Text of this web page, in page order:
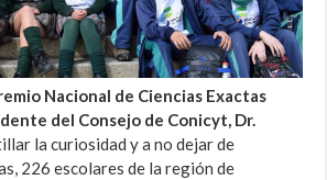
Nacional de Ciencias Exactas
del Consejo de Conicyt, Dr.
la curiosidad y a no dejar de
226 escolares de la región de